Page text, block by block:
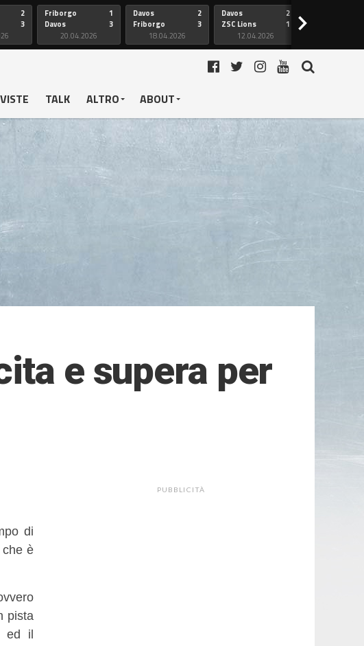
2
3
Friborgo
Davos
1
3
20.04.2026
Davos
Friborgo
2
3
18.04.2026
Davos
ZSC Lions
2
1
12.04.2026
>
TALK ALTRO ABOUT
e supera per
di
è
pista
ed il
PUBBLICITÀ